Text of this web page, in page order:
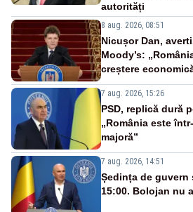
autorități
8 aug. 2026, 08:51
Nicușor Dan,
Moody’s:
creștere
7 aug. 2026, 15:26
PSD, replică dură
„România este
majoră”
7 aug. 2026, 14:51
Ședința de guvern
15:00. Bolojan nu